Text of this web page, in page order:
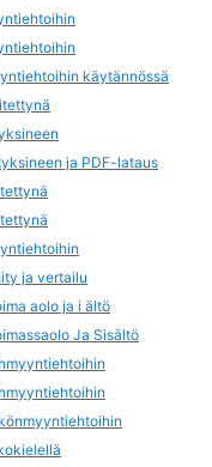
käytännössä
ja PDF-lataus
ja vertailu
aolo ja i ältö
Ja Sisältö